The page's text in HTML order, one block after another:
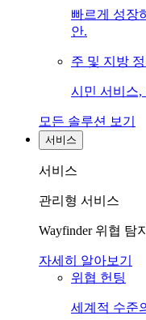
빠르게 성장
안.
주 및 지방
시민 서비스,
모든 솔루션 보기
서비스
서비스
관리형 서비스
Wayfinder 위협 탐
자세히 알아보기
위협 헌팅
세계적 수준